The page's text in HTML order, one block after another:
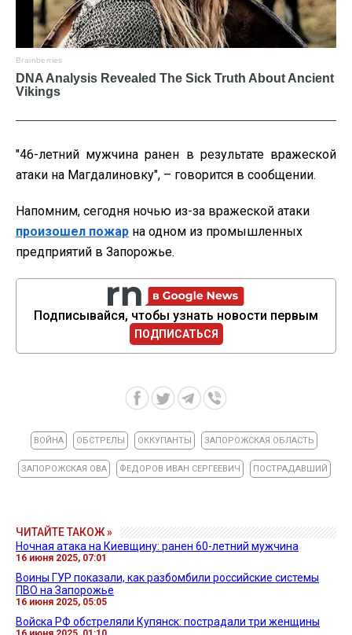
"46-летний мужчина ранен в результате вражеской
атаки на Магдалиновку", – говорится в сообщении.
Напомним, сегодня ночью из-за вражеской атаки
произошел пожар на одном из промышленных
предприятий в Запорожье.
Подписывайся, чтобы узнать новости первым
ПОДПИСАТЬСЯ
ВОЙНА ОБСТРЕЛЫ ОККУПАНТЫ ЗАПОРОЖСКАЯ ОБЛАСТЬ
ЗАПОРОЖСКАЯ ОВА ФЕДОРОВ ИВАН СЕРГЕЕВИЧ ПОСТРАДАВШИЙ
ЧИТАЙТЕ ТАКОЖ »
Ночная атака на Киевщину: ранен 60-летний мужчина
16 июня 2025, 07:01
Воины ГУР показали, как разбомбили российские системы
ПВО на Запорожье
16 июня 2025, 05:05
Войска РФ обстреляли Купянск: пострадали три женщины